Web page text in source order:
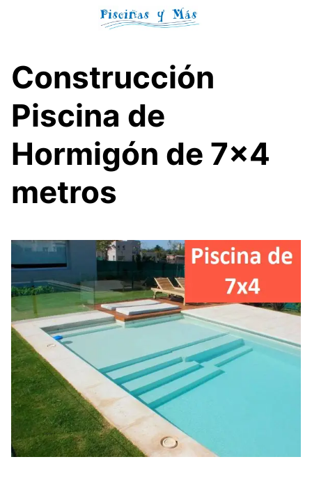
Construcción
Piscina de
Hormigón de 7×4
metros